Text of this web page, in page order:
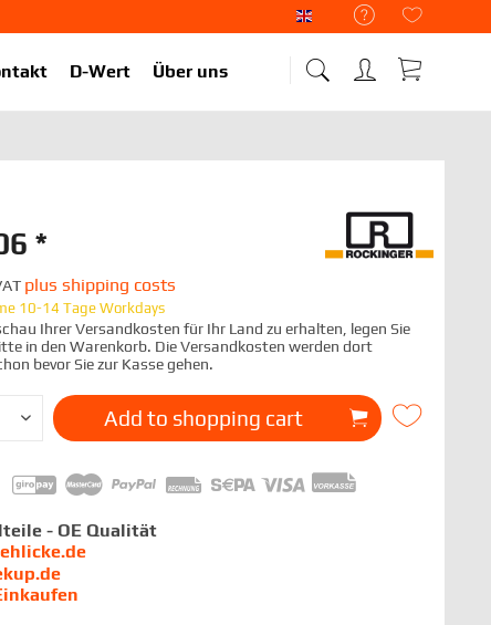
Liekup Englisch
D-Wert Über uns
*
plus shipping costs
10-14 Tage Workdays
Ihrer Versandkosten für Ihr Land zu erhalten, legen Sie
in den Warenkorb. Die Versandkosten werden dort
bevor Sie zur Kasse gehen.
Add to shopping cart
- OE Qualität